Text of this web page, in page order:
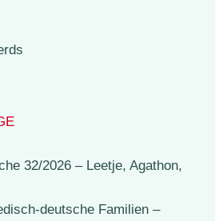
32/2026 – Leetje, Agathon,
deutsche Familien –